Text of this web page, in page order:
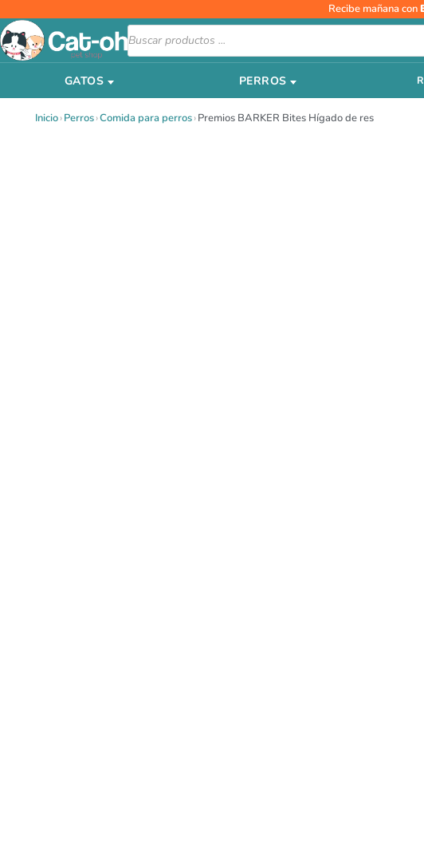
al
contenido
Recibe mañana con
Búsqueda
de
productos
GATOS PERROS
Inicio›Perros›Comida para perros›Premios BARKER Bites Hígado de res